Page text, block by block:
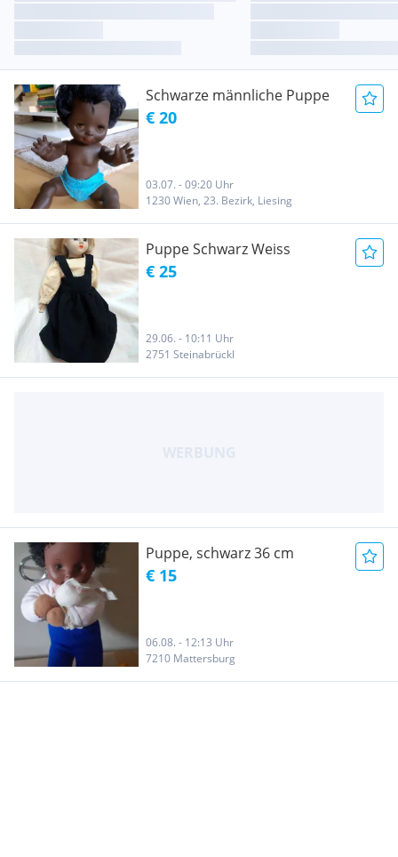
Schwarze männliche Puppe
€ 20
03.07. - 09:20 Uhr
1230 Wien, 23. Bezirk, Liesing
Puppe Schwarz Weiss
€ 25
29.06. - 10:11 Uhr
2751 Steinabrückl
Puppe, schwarz 36 cm
€ 15
06.08. - 12:13 Uhr
7210 Mattersburg